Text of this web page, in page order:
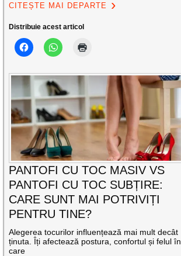
CITEȘTE MAI DEPARTE
Distribuie acest articol
PANTOFI CU TOC MASIV VS
PANTOFI CU TOC SUBȚIRE:
CARE SUNT MAI POTRIVIȚI
PENTRU TINE?
Alegerea tocurilor influențează mai mult decât
ținuta. Îți afectează postura, confortul și felul în
care